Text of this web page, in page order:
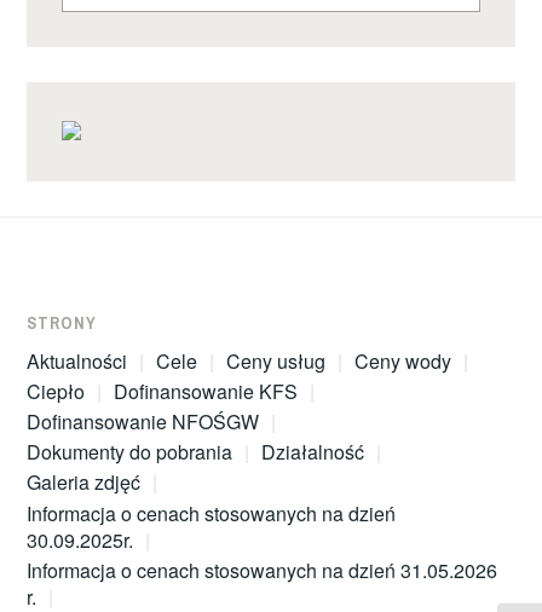
STRONY
Aktualności Cele Ceny usług
Ceny wody
Ciepło
Dofinansowanie KFS
Dofinansowanie NFOŚGW
Dokumenty do pobrania
Działalność
Galeria zdjęć
Informacja o cenach stosowanych na dzień
30.09.2025r.
Informacja o cenach stosowanych na dzień 31.05.2026
r.